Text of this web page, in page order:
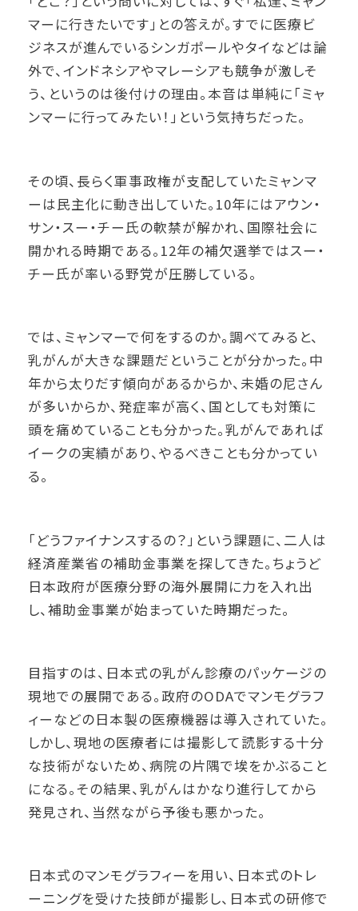
マーに行きたいです」との答えが。すでに医療ビ
ジネスが進んでいるシンガポールやタイなどは論
外で、インドネシアやマレーシアも競争が激しそ
う、というのは後付けの理由。本音は単純に「ミャ
ンマーに行ってみたい！」という気持ちだった。
その頃、長らく軍事政権が支配していたミャンマ
ーは民主化に動き出していた。10年にはアウン・
サン・スー・チー氏の軟禁が解かれ、国際社会に
開かれる時期である。12年の補欠選挙ではスー・
チー氏が率いる野党が圧勝している。
では、ミャンマーで何をするのか。調べてみると、
乳がんが大きな課題だということが分かった。中
年から太りだす傾向があるからか、未婚の尼さん
が多いからか、発症率が高く、国としても対策に
頭を痛めていることも分かった。乳がんであれば
イークの実績があり、やるべきことも分かってい
る。
「どうファイナンスするの？」という課題に、二人は
経済産業省の補助金事業を探してきた。ちょうど
日本政府が医療分野の海外展開に力を入れ出
し、補助金事業が始まっていた時期だった。
目指すのは、日本式の乳がん診療のパッケージの
現地での展開である。政府のODAでマンモグラフ
ィーなどの日本製の医療機器は導入されていた。
しかし、現地の医療者には撮影して読影する十分
な技術がないため、病院の片隅で埃をかぶること
になる。その結果、乳がんはかなり進行してから
発見され、当然ながら予後も悪かった。
日本式のマンモグラフィーを用い、日本式のトレ
ーニングを受けた技師が撮影し、日本式の研修で